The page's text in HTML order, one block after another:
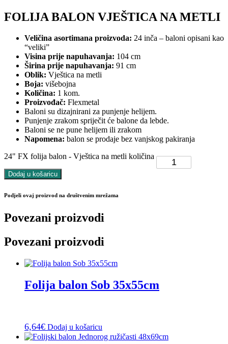
FOLIJA BALON VJEŠTICA NA METLI
Veličina asortimana proizvoda: 24 inča – baloni opisani kao
“veliki”
Visina prije napuhavanja: 104 cm
Širina prije napuhavanja: 91 cm
Oblik: Vještica na metli
Boja: višebojna
Količina: 1 kom.
Proizvođač: Flexmetal
Baloni su dizajnirani za punjenje helijem.
Punjenje zrakom spriječit će balone da lebde.
Baloni se ne pune helijem ili zrakom
Napomena: balon se prodaje bez vanjskog pakiranja
24" FX folija balon - Vještica na metli količina
Dodaj u košaricu
Podjeli ovaj proizvod na društvenim mrežama
Povezani proizvodi
Povezani proizvodi
Folija balon Sob 35x55cm
6,64€ Dodaj u košaricu